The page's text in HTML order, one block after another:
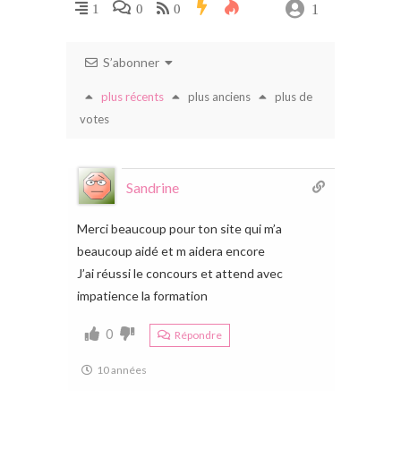
1 0 0 1
S’abonner
plus récents plus anciens
plus de
votes
Sandrine
Merci beaucoup pour ton site qui m’a
beaucoup aidé et m aidera encore
J’ai réussi le concours et attend avec
impatience la formation
0 Répondre
10 années